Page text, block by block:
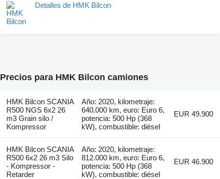
Detalles de HMK Bilcon
Precios para HMK Bilcon camiones
HMK Bilcon SCANIA
R500 NGS 6x2 26
m3 Grain silo /
Kompressor
Año: 2020, kilometraje:
640.000 km, euro: Euro 6,
potencia: 500 Hp (368
kW), combustible: diésel
EUR 49.900
HMK Bilcon SCANIA
R500 6x2 26 m3 Silo
- Kompressor -
Retarder
Año: 2020, kilometraje:
812.000 km, euro: Euro 6,
potencia: 500 Hp (368
kW), combustible: diésel
EUR 46.900